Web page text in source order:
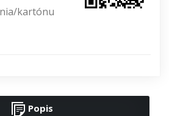
kartónu
Popis